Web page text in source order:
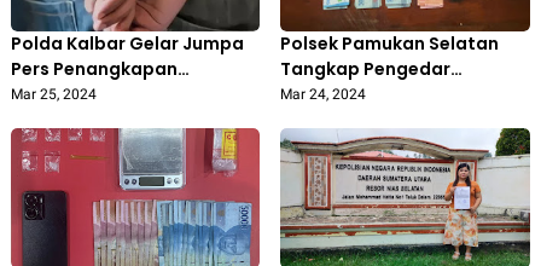
Polda Kalbar Gelar Jumpa
Pers Penangkapan
Pengedar Narkoba di
Sebanyak 15 Kg Sabu
Mar 25, 2024
Polsek Pamukan Selatan
Tangkap Pengedar
Narkoba Jenis Sabu
Mar 24, 2024